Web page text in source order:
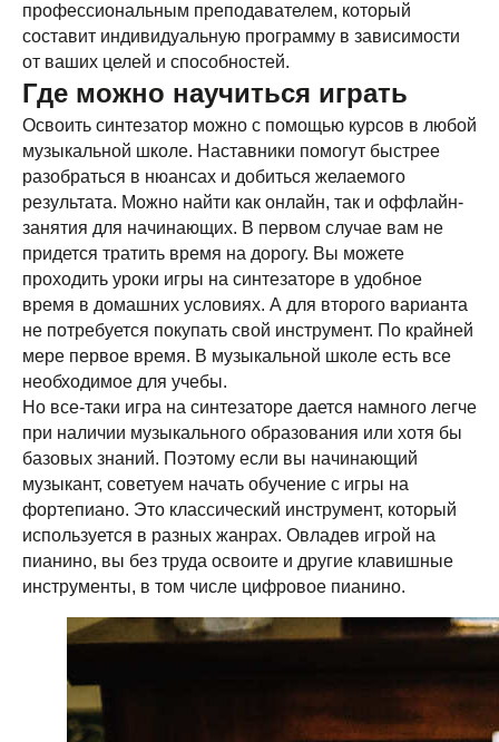
профессиональным преподавателем, который
составит индивидуальную программу в зависимости
от ваших целей и способностей.
Где можно научиться играть
Освоить синтезатор можно с помощью курсов в любой
музыкальной школе. Наставники помогут быстрее
разобраться в нюансах и добиться желаемого
результата. Можно найти как онлайн, так и оффлайн-
занятия для начинающих. В первом случае вам не
придется тратить время на дорогу. Вы можете
проходить уроки игры на синтезаторе в удобное
время в домашних условиях. А для второго варианта
не потребуется покупать свой инструмент. По крайней
мере первое время. В музыкальной школе есть все
необходимое для учебы.
Но все-таки игра на синтезаторе дается намного легче
при наличии музыкального образования или хотя бы
базовых знаний. Поэтому если вы начинающий
музыкант, советуем начать обучение с игры на
фортепиано. Это классический инструмент, который
используется в разных жанрах. Овладев игрой на
пианино, вы без труда освоите и другие клавишные
инструменты, в том числе цифровое пианино.